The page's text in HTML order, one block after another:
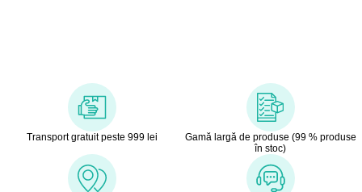
Transport gratuit peste 999 lei
Gamă largă de produse (99 % produse
în stoc)